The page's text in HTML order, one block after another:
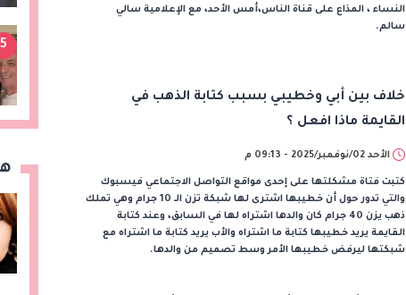
النساء ، المذاع على قناة الناس،أمس الأحد، مع الإعلامية سالي
سالم.
خلاف بين أبي وخطيبي بسبب كتابة الذهب في
القايمة ماذا افعل ؟
الأحد 02/نوفمبر/2025 - 09:13 م
كتبت فتاة مشكلتها على إحدى مواقع التواصل الاجتماعي فيسبوك
والتي تدور حول أن خطيبها اشترى لها شبكة تزن الـ 10 جرام وهي تملك
ذهب يزن 40 جرام كان والدها اشتراه لها في السابق، وعند كتابة
القايمة يريد خطيبها كتابة ما اشتراه والأب يريد كتابة ما اشتراه مع
شبكتها ليرفض خطيبها الأمر وسط تصميم من والدها.
5